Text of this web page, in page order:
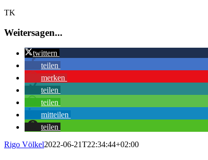
TK
Weitersagen...
twittern
teilen
merken
teilen
teilen
mitteilen
teilen
Rigo Völkel2022-06-21T22:34:44+02:00